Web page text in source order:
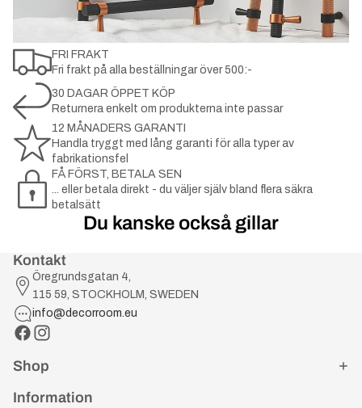
FRI FRAKT
Fri frakt på alla beställningar över 500:-
30 DAGAR ÖPPET KÖP
Returnera enkelt om produkterna inte passar
12 MÅNADERS GARANTI
Handla tryggt med lång garanti för alla typer av
fabrikationsfel
FÅ FÖRST, BETALA SEN
... eller betala direkt - du väljer själv bland flera säkra
betalsätt
Du kanske också gillar
Kontakt
Öregrundsgatan 4,
115 59, STOCKHOLM, SWEDEN
info@decorroom.eu
Shop
Information